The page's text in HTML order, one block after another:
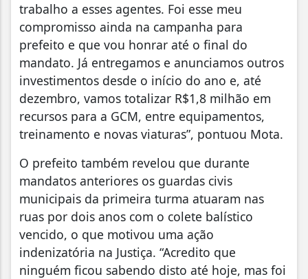
trabalho a esses agentes. Foi esse meu
compromisso ainda na campanha para
prefeito e que vou honrar até o final do
mandato. Já entregamos e anunciamos outros
investimentos desde o início do ano e, até
dezembro, vamos totalizar R$1,8 milhão em
recursos para a GCM, entre equipamentos,
treinamento e novas viaturas”, pontuou Mota.
O prefeito também revelou que durante
mandatos anteriores os guardas civis
municipais da primeira turma atuaram nas
ruas por dois anos com o colete balístico
vencido, o que motivou uma ação
indenizatória na Justiça. “Acredito que
ninguém ficou sabendo disto até hoje, mas foi